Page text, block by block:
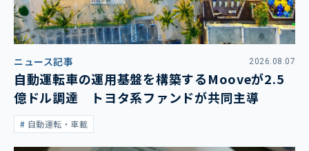
ニュース記事 2026.08.07
自動運転車の運用基盤を構築するMooveが2.5
億ドル調達 トヨタ系ファンドが共同主導
自動運転・車載